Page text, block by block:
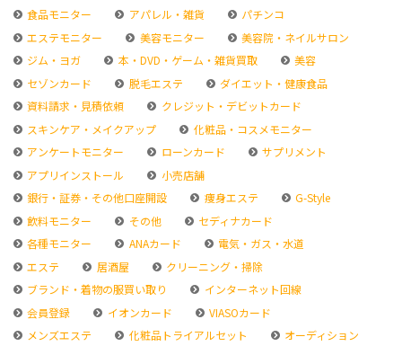
食品モニター
アパレル・雑貨
パチンコ
エステモニター
美容モニター
美容院・ネイルサロン
ジム・ヨガ
本・DVD・ゲーム・雑貨買取
美容
セゾンカード
脱毛エステ
ダイエット・健康食品
資料請求・見積依頼
クレジット・デビットカード
スキンケア・メイクアップ
化粧品・コスメモニター
アンケートモニター
ローンカード
サプリメント
アプリインストール
小売店舗
銀行・証券・その他口座開設
痩身エステ
G-Style
飲料モニター
その他
セディナカード
各種モニター
ANAカード
電気・ガス・水道
エステ
居酒屋
クリーニング・掃除
ブランド・着物の服買い取り
インターネット回線
会員登録
イオンカード
VIASOカード
メンズエステ
化粧品トライアルセット
オーディション